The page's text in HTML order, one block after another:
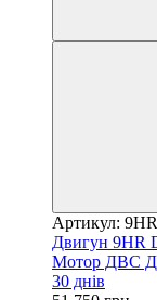
Артикул: 9HR
Двигун 9HR
Мотор ДВС
30 днів